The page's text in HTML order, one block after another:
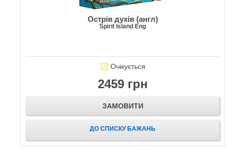
Острів духів (англ)
Spirit Island Eng
Очікується
2459 грн
ЗАМОВИТИ
ДО СПИСКУ БАЖАНЬ